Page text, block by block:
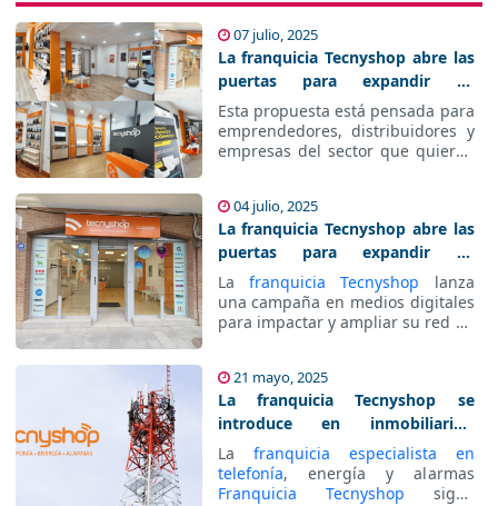
07 julio, 2025
La franquicia Tecnyshop abre las
puertas para expandir su
ecosistema de
telecomunicaciones a nuevos
partners.
Esta propuesta está pensada para
emprendedores, distribuidores y
empresas del sector que quieran
infraestructura y el respaldo de
unafranquicia Tecnyshop líder en
franquicia de telecomunicaciones
04 julio, 2025
La franquicia Tecnyshop abre las
puertas para expandir su
ecosistema de
telecomunicaciones a nuevos
partners
La franquicia Tecnyshop lanza
una campaña en medios digitales
para impactar y ampliar su red de
alarmas
21 mayo, 2025
La franquicia Tecnyshop se
introduce en inmobiliarias,
asesorías y Pymes
La franquicia especialista en
telefonía, energía y alarmas
Franquicia Tecnyshop sigue